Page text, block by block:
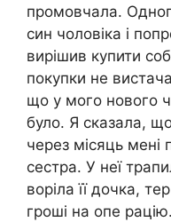
промовчала.
син чоловіка і
вирішив купити
покупки не
що у мого нового
було. Я сказала,
через місяць
сестра. У неї
воріла її дочка,
гроші на опе